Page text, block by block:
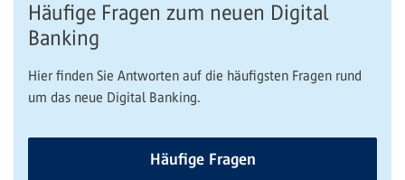
Häufige Fragen zum neuen Digital
Banking
Hier finden Sie Antworten auf die häufigsten Fragen rund
um das neue Digital Banking.
Häufige Fragen